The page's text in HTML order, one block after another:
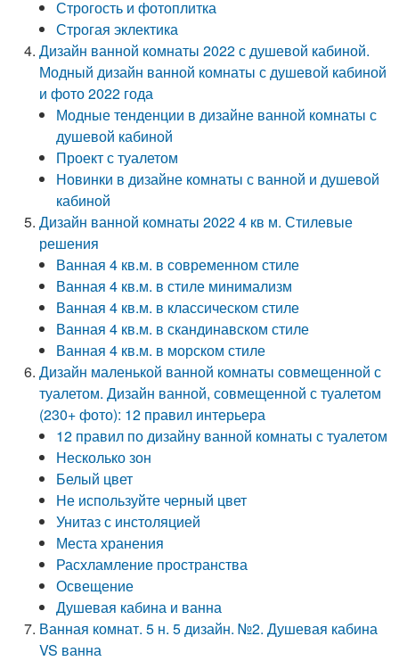
Строгость и фотоплитка
Строгая эклектика
Дизайн ванной комнаты 2022 с душевой кабиной.
Модный дизайн ванной комнаты с душевой кабиной
и фото 2022 года
Модные тенденции в дизайне ванной комнаты с
душевой кабиной
Проект с туалетом
Новинки в дизайне комнаты с ванной и душевой
кабиной
Дизайн ванной комнаты 2022 4 кв м. Стилевые
решения
Ванная 4 кв.м. в современном стиле
Ванная 4 кв.м. в стиле минимализм
Ванная 4 кв.м. в классическом стиле
Ванная 4 кв.м. в скандинавском стиле
Ванная 4 кв.м. в морском стиле
Дизайн маленькой ванной комнаты совмещенной с
туалетом. Дизайн ванной, совмещенной с туалетом
(230+ фото): 12 правил интерьера
12 правил по дизайну ванной комнаты с туалетом
Несколько зон
Белый цвет
Не используйте черный цвет
Унитаз с инстоляцией
Места хранения
Расхламление пространства
Освещение
Душевая кабина и ванна
Ванная комнат. 5 н. 5 дизайн. №2. Душевая кабина
VS ванна